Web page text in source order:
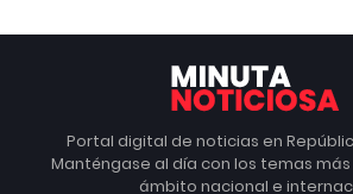
Portal digital de noticias en
Manténgase al día con los temas
ámbito nacional e